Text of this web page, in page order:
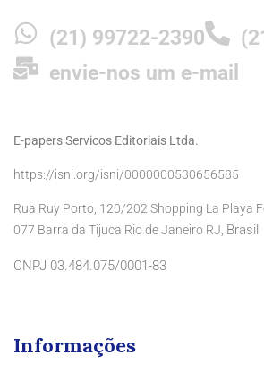
(21) 99722-2390
envie-nos um e-mail
E-papers Servicos Editoriais Ltda.
https://isni.org/isni/0000000530656585
Rua Ruy Porto, 120/202 Shopping La Playa
077 Barra da Tijuca Rio de Janeiro RJ, Brasil
CNPJ 03.484.075/0001-83
Informações